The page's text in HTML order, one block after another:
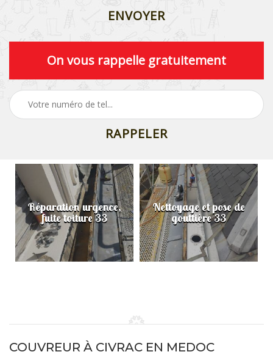
On vous rappelle gratuitement
Réparation urgence,
fuite toiture 33
Nettoyage et pose de
gouttière 33
COUVREUR À CIVRAC EN MEDOC